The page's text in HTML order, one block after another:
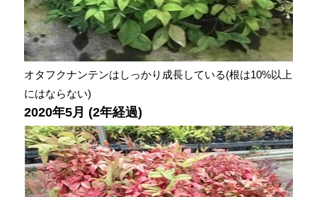
オタフクナンテンはしっかり成長している(根は10%以上
にはならない)
2020年5月 (2年経過)